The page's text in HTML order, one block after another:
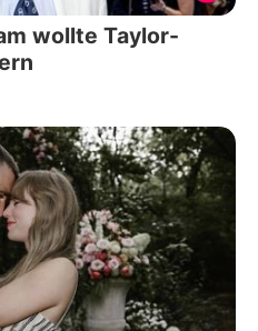
wollte Taylor-